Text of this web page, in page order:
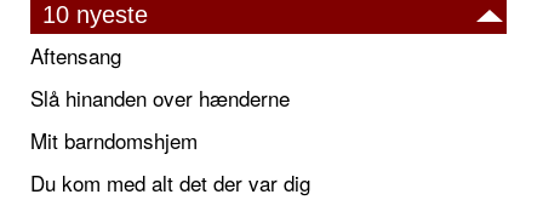
10 nyeste
Aftensang
Slå hinanden over hænderne
Mit barndomshjem
Du kom med alt det der var dig